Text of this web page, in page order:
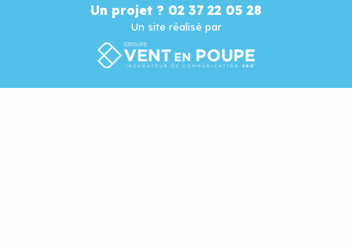
Un projet ? 02 37 22 05 28
Un site réalisé par